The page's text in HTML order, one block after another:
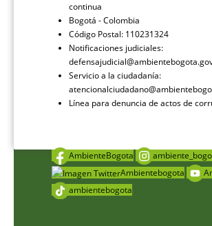
continua
Bogotá - Colombia
Código Postal: 110231324
Notificaciones judiciales:
Servicio a la ciudadanía:
Línea para denuncia de actos de
AmbienteBogota
Ambientebogota
ambientebogota